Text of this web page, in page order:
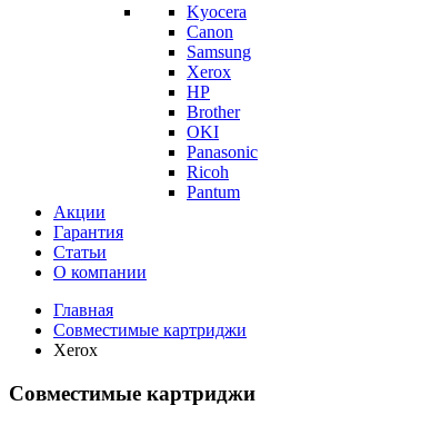
Kyocera
Canon
Samsung
Xerox
HP
Brother
OKI
Panasonic
Ricoh
Pantum
Акции
Гарантия
Статьи
О компании
Главная
Совместимые картриджи
Xerox
Совместимые картриджи